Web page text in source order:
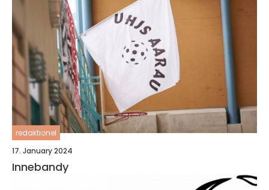
redaktionel
17. January 2024
Innebandy